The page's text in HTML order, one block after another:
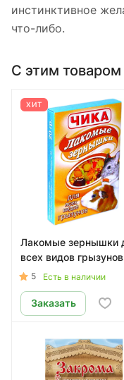
инстинктивное
что-либо.
С этим
ХИТ
Лакомые зернышки
всех видов грызунов
5 Есть в наличии
Заказать